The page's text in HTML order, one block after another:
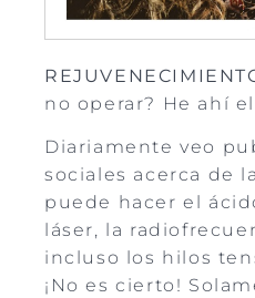
no operar? He ahí
Diariamente veo
sociales acerca de
puede hacer el
láser, la
incluso los hilos
¡No es cierto!